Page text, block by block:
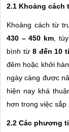
2.1 Khoảng cách
Khoảng cách từ
430 – 450 km ,
bình từ 8 đến 10
đêm hoặc khởi
ngày càng được
hiện nay khá
hơn trong việc sắp
2.2 Các phương